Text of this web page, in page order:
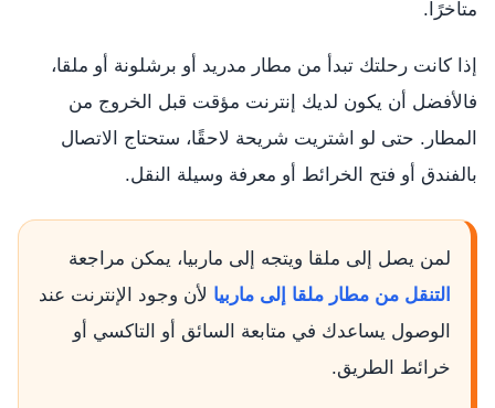
متأخرًا.
إذا كانت رحلتك تبدأ من مطار مدريد أو برشلونة أو ملقا،
فالأفضل أن يكون لديك إنترنت مؤقت قبل الخروج من
المطار. حتى لو اشتريت شريحة لاحقًا، ستحتاج الاتصال
بالفندق أو فتح الخرائط أو معرفة وسيلة النقل.
لمن يصل إلى ملقا ويتجه إلى ماربيا، يمكن مراجعة
التنقل من مطار ملقا إلى ماربيا لأن وجود الإنترنت عند
الوصول يساعدك في متابعة السائق أو التاكسي أو
خرائط الطريق.